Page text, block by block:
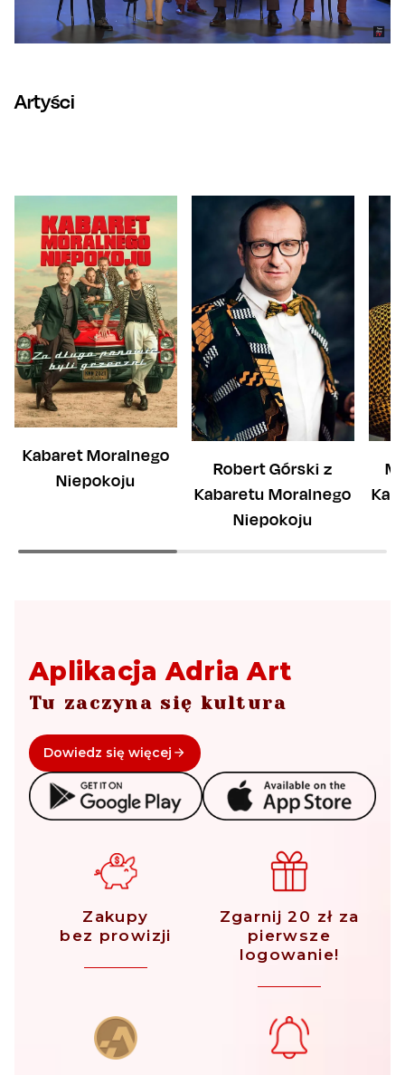
Artyści
Kabaret Moralnego
Niepokoju
Robert Górski z
Kabaretu Moralnego
Niepokoju
Aplikacja Adria Art
Tu zaczyna się kultura
Dowiedz się więcej
Zakupy
bez prowizji
Zgarnij 20 zł za
pierwsze
logowanie!